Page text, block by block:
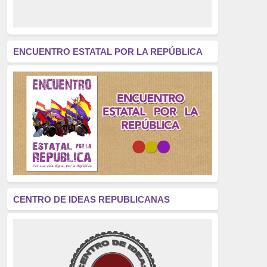
América Latina
(305)
Exhumación
(304)
Golpe de Estado
(304)
Brigadas Internacionales
(303)
pensamiento
(294)
Revisionismo
(289)
La Transición
(275)
educación pública
(270)
ENCUENTRO ESTATAL POR LA REPÚBLICA
CENTRO DE IDEAS REPUBLICANAS